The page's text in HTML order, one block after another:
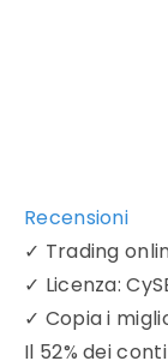
Recensioni
✓ Trading
✓ Licenza:
✓ Copia i
Il 52% dei